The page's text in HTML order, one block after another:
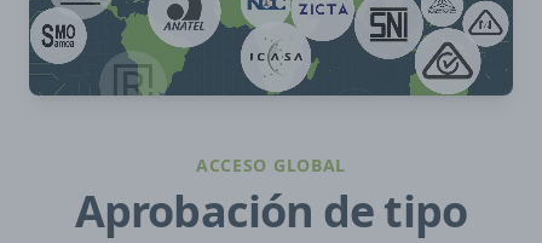
ACCESO GLOBAL
Aprobación de tipo